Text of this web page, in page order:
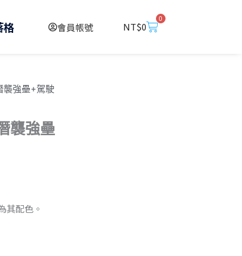
格 會員帳號 NT$0
0
購
物
襲強壘+駕駛
襲強壘
其配色。